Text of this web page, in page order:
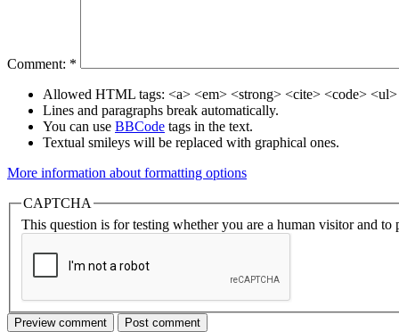
Comment: *
Allowed HTML tags: <a> <em> <strong> <cite> <code>
Lines and paragraphs break automatically.
You can use BBCode tags in the text.
Textual smileys will be replaced with graphical ones.
More information about formatting options
CAPTCHA
This question is for testing whether you are a human visitor and to